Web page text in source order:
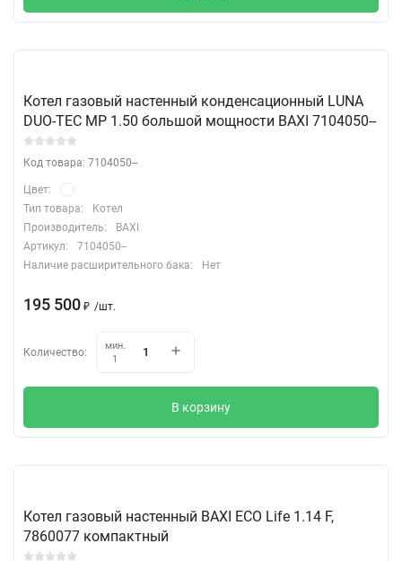
Котел газовый настенный конденсационный LUNA
DUO-TEC MP 1.50 большой мощности BAXI 7104050--
Код товара: 7104050--
Цвет:
Тип товара:
Котел
Производитель:
BAXI
Артикул:
7104050--
Наличие расширительного бака:
Нет
195 500 ₽ /шт.
Количество:
мин.
1
В корзину
Котел газовый настенный BAXI ECO Life 1.14 F,
7860077 компактный